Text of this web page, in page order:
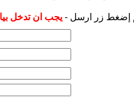
ثم إضغط زر ارسل - يجب ان تدخل